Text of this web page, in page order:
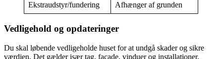
Ekstraudstyr/fundering Afhænger af grunden
Vedligehold og opdateringer
Du skal løbende vedligeholde huset for at undgå skader og sikre
værdien. Det gælder især tag, facade, vinduer og installationer.